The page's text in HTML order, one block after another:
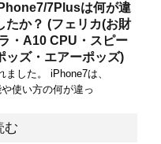
7Plusは何が違
たか？ (フェリカ(お財
・A10 CPU・スピー
ッズ・エアーポッズ)
ました。 iPhone7は、
使い方の何が違っ
む